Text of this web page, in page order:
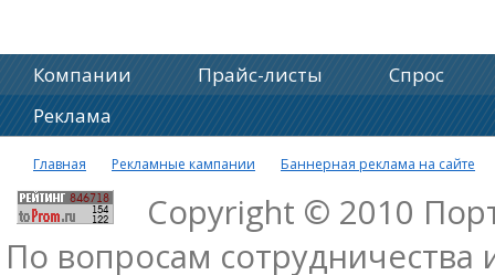
Компании Прайс-листы
Спрос
Реклама
Главная Рекламные кампании Баннерная реклама на сайте
Copyright © 2010
По вопросам